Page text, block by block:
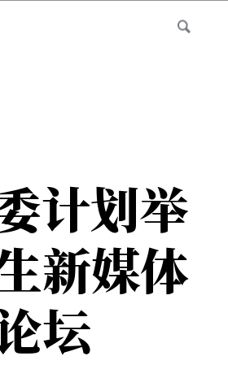
计划举
新媒体
坛